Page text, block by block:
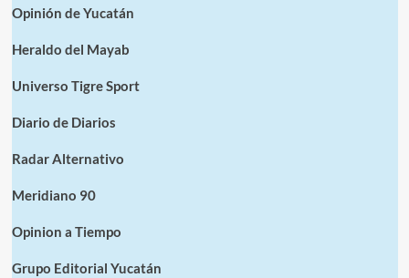
Opinión de Yucatán
Heraldo del Mayab
Universo Tigre Sport
Diario de Diarios
Radar Alternativo
Meridiano 90
Opinion a Tiempo
Grupo Editorial Yucatán